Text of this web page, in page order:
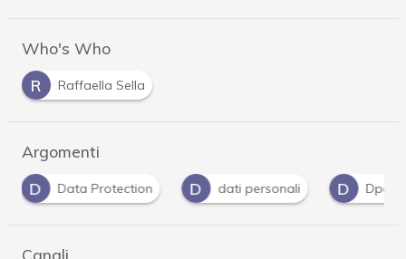
Who's Who
R
Raffaella Sella
Argomenti
D
dati personali D Dpo F fornitori G
Canali